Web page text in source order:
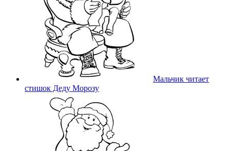
Мальчик читает
стишок Деду Морозу